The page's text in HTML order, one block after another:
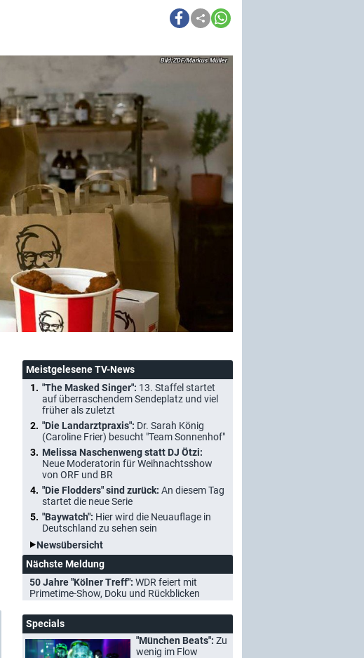
ZDF/Markus Müller
Meistgelesene TV-News
"The Masked Singer": 13. Staffel startet
auf überraschendem Sendeplatz und viel
früher als zuletzt
"Die Landarztpraxis": Dr. Sarah König
(Caroline Frier) besucht "Team Sonnenhof"
Melissa Naschenweng statt DJ Ötzi:
Neue Moderatorin für Weihnachtsshow
von ORF und BR
"Die Flodders" sind zurück: An diesem Tag
startet die neue Serie
"Baywatch": Hier wird die Neuauflage in
Deutschland zu sehen sein
Newsübersicht
Nächste Meldung
50 Jahre "Kölner Treff": WDR feiert mit
Primetime-Show, Doku und Rückblicken
Specials
"München Beats": Zu
wenig im Flow